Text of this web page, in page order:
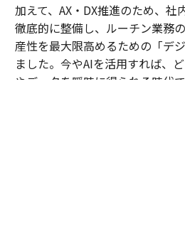
加えて、AX・DX推進のため、社
徹底的に整備し、ルーチン業務
産性を最大限高めるための「デ
ました。今やAIを活用すれば、
やデータを瞬時に得られる時代で